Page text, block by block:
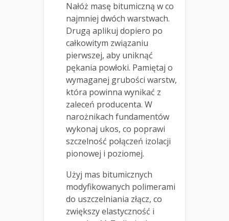
Nałóż masę bitumiczną w co
najmniej dwóch warstwach.
Drugą aplikuj dopiero po
całkowitym związaniu
pierwszej, aby uniknąć
pękania powłoki. Pamiętaj o
wymaganej grubości warstw,
która powinna wynikać z
zaleceń producenta. W
narożnikach fundamentów
wykonaj ukos, co poprawi
szczelność połączeń izolacji
pionowej i poziomej.
Użyj mas bitumicznych
modyfikowanych polimerami
do uszczelniania złącz, co
zwiększy elastyczność i